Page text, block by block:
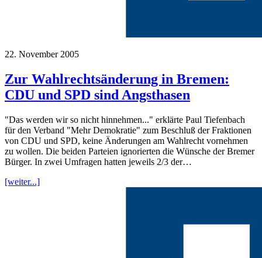
22. November 2005
Zur Wahlrechtsänderung in Bremen:
CDU und SPD sind Angsthasen
"Das werden wir so nicht hinnehmen..." erklärte Paul Tiefenbach
für den Verband "Mehr Demokratie" zum Beschluß der Fraktionen
von CDU und SPD, keine Änderungen am Wahlrecht vornehmen
zu wollen. Die beiden Parteien ignorierten die Wünsche der Bremer
Bürger. In zwei Umfragen hatten jeweils 2/3 der…
[weiter...]